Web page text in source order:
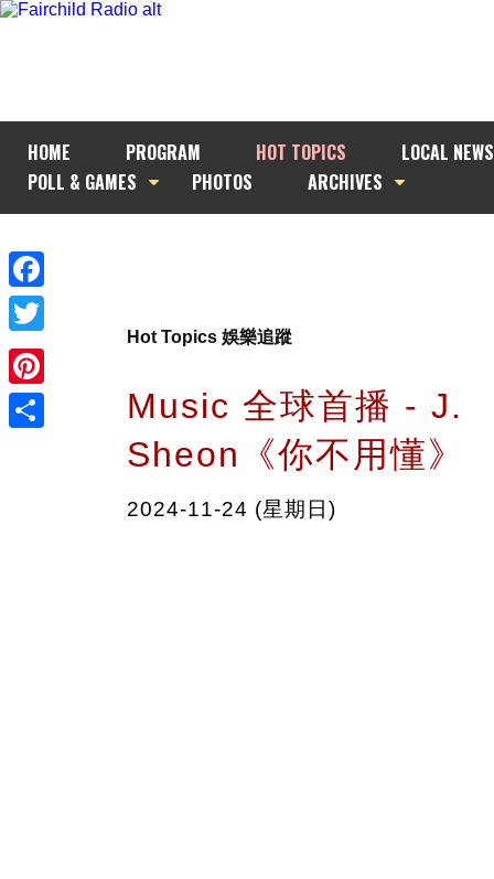
HOME PROGRAM HOT TOPICS
LOCAL NEWS
POLL & GAMES
PHOTOS ARCHIVES
Facebook
Twitter
Pinterest
Hot Topics 娛樂追蹤
Music 全球首播 - J.
Sheon《你不用懂》
2024-11-24 (星期日)